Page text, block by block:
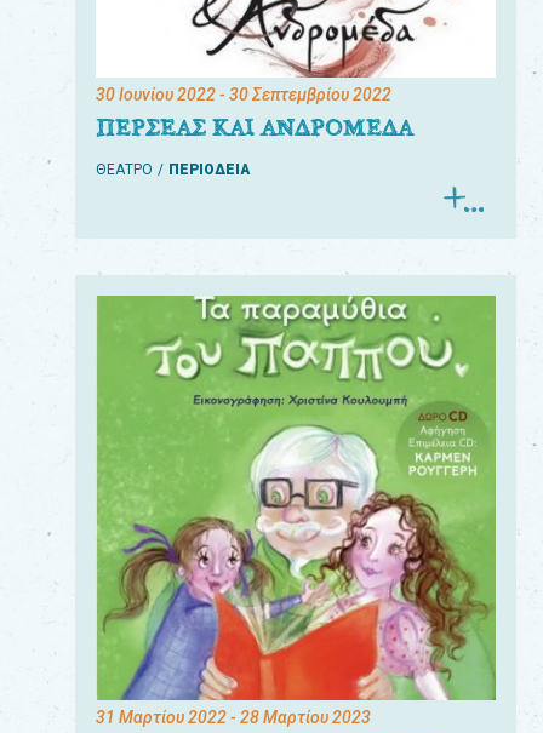
30 Ιουνίου 2022- 30 Σεπτεμβρίου 2022
ΠΕΡΣΕΑΣ ΚΑΙ ΑΝΔΡΟΜΕΔΑ
ΘΕΑΤΡΟ ΠΕΡΙΟΔΕΙΑ
31 Μαρτίου 2022- 28 Μαρτίου 2023